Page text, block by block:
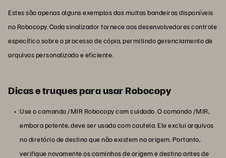
Estes são apenas alguns exemplos das muitas bandeiras disponíveis
no Robocopy. Cada sinalizador fornece aos desenvolvedores controle
específico sobre o processo de cópia, permitindo gerenciamento de
arquivos personalizado e eficiente.
Dicas e truques para usar Robocopy
Use o comando /MIR Robocopy com cuidado. O comando /MIR,
embora potente, deve ser usado com cautela. Ele exclui arquivos
no diretório de destino que não existem na origem. Portanto,
verifique novamente os caminhos de origem e destino antes de